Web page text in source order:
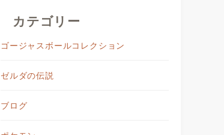
カテゴリー
ゴージャスボールコレクション
ゼルダの伝説
ブログ